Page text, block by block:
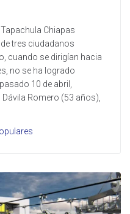
Chiapas
tres ciudadanos
cuando se dirigían hacia
no se ha logrado
10 de abril,
Romero (53 años),